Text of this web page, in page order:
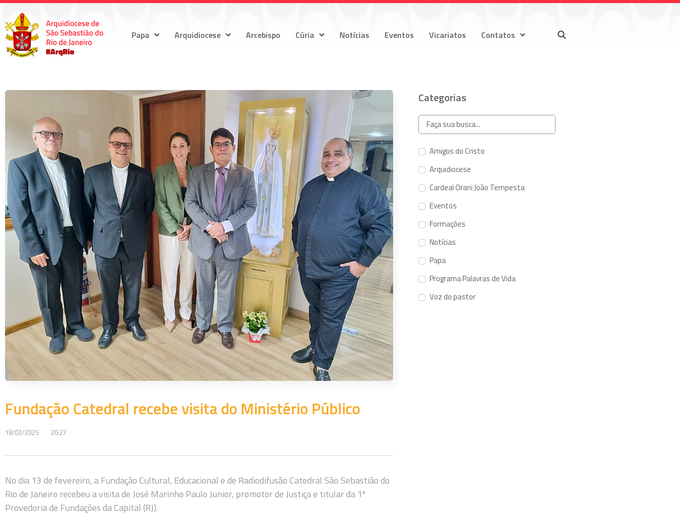
Papa Arquidiocese Arcebispo Cúria Notícias Eventos Vicariatos Contatos
Fundação Catedral recebe visita do Ministério Público
18/02/2025 20:27
No dia 13 de fevereiro, a Fundação Cultural, Educacional e de Radiodifusão Catedral São Sebastião do
Rio de Janeiro recebeu a visita de José Marinho Paulo Junior, promotor de Justiça e titular da 1ª
Provedoria de Fundações da Capital (RJ).
Categorias
Amigos do Cristo
Arquidiocese
Cardeal Orani João Tempesta
Eventos
Formações
Notícias
Papa
Programa Palavras de Vida
Voz do pastor